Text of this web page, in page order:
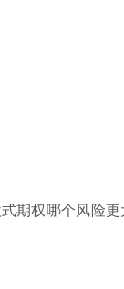
期权哪个风险更